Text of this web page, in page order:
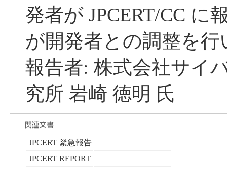
発者が JPCERT/CC に
が開発者との調整を行
報告者: 株式会社サイ
究所 岩崎 徳明 氏
JPCERT 緊急報告
JPCERT REPORT